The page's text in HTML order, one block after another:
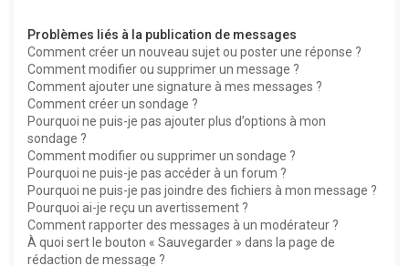
Problèmes liés à la publication de messages
Comment créer un nouveau sujet ou poster une réponse ?
Comment modifier ou supprimer un message ?
Comment ajouter une signature à mes messages ?
Comment créer un sondage ?
Pourquoi ne puis-je pas ajouter plus d’options à mon
sondage ?
Comment modifier ou supprimer un sondage ?
Pourquoi ne puis-je pas accéder à un forum ?
Pourquoi ne puis-je pas joindre des fichiers à mon message ?
Pourquoi ai-je reçu un avertissement ?
Comment rapporter des messages à un modérateur ?
À quoi sert le bouton « Sauvegarder » dans la page de
rédaction de message ?